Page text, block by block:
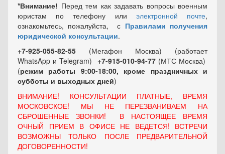
*Внимание! Перед тем как задавать вопросы военным
юристам по телефону или электронной почте,
ознакомьтесь, пожалуйста, с Правилами получения
юридической консультации.
+7-925-055-82-55 (Мегафон Москва) (работает
WhatsApp и Telegram) +7-915-010-94-77 (МТС Москва)
(режим работы 9:00-18:00, кроме праздничных и
субботы и выходных дней)
ВНИМАНИЕ! КОНСУЛЬТАЦИИ ПЛАТНЫЕ, ВРЕМЯ
МОСКОВСКОЕ! МЫ НЕ ПЕРЕЗВАНИВАЕМ НА
СБРОШЕННЫЕ ЗВОНКИ! В НАСТОЯЩЕЕ ВРЕМЯ
ОЧНЫЙ ПРИЕМ В ОФИСЕ НЕ ВЕДЕТСЯ! ВСТРЕЧИ
ВОЗМОЖНЫ ТОЛЬКО ПОСЛЕ ПРЕДВАРИТЕЛЬНОЙ
ДОГОВОРЕННОСТИ!